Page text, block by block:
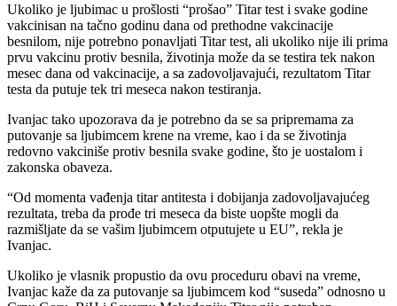
Ukoliko je ljubimac u prošlosti “prošao” Titar test i svake godine
vakcinisan na tačno godinu dana od prethodne vakcinacije
besnilom, nije potrebno ponavljati Titar test, ali ukoliko nije ili prima
prvu vakcinu protiv besnila, životinja može da se testira tek nakon
mesec dana od vakcinacije, a sa zadovoljavajući, rezultatom Titar
testa da putuje tek tri meseca nakon testiranja.
Ivanjac tako upozorava da je potrebno da se sa pripremama za
putovanje sa ljubimcem krene na vreme, kao i da se životinja
redovno vakciniše protiv besnila svake godine, što je uostalom i
zakonska obaveza.
“Od momenta vađenja titar antitesta i dobijanja zadovoljavajućeg
rezultata, treba da prođe tri meseca da biste uopšte mogli da
razmišljate da se vašim ljubimcem otputujete u EU”, rekla je
Ivanjac.
Ukoliko je vlasnik propustio da ovu proceduru obavi na vreme,
Ivanjac kaže da za putovanje sa ljubimcem kod “suseda” odnosno u